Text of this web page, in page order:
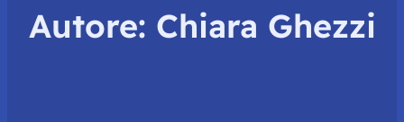
Autore: Chiara Ghezzi